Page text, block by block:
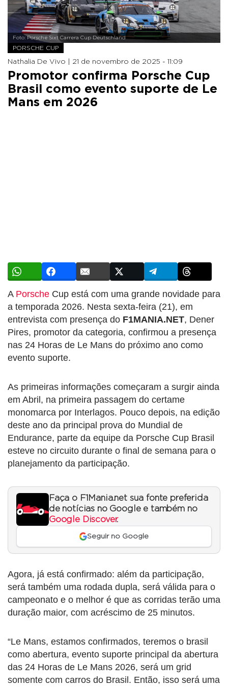
Foto: Porsche Sixt Carrera Cup Deutschland
PORSCHE CUP
Nathalia De Vivo | 21 de novembro de 2025 - 11:09
Promotor confirma Porsche Cup
Brasil como evento suporte de Le
Mans em 2026
A Porsche Cup está com uma grande novidade para
a temporada 2026. Nesta sexta-feira (21), em
entrevista com presença do F1MANIA.NET, Dener
Pires, promotor da categoria, confirmou a presença
nas 24 Horas de Le Mans do próximo ano como
evento suporte.
As primeiras informações começaram a surgir ainda
em Abril, na primeira passagem do certame
monomarca por Interlagos. Pouco depois, na edição
deste ano da principal prova do Mundial de
Endurance, parte da equipe da Porsche Cup Brasil
esteve no circuito durante o final de semana para o
planejamento da participação.
Faça o F1Mania.net sua fonte preferida
de notícias no Google e também no
Google Discover.
Seguir no Google
Agora, já está confirmado: além da participação,
será também uma rodada dupla, será válida para o
campeonato e o melhor é que as corridas terão uma
duração maior, com acréscimo de 25 minutos.
“Le Mans, estamos confirmados, teremos o brasil
como abertura, evento suporte principal da abertura
das 24 Horas de Le Mans 2026, será um grid
somente com carros do Brasil. Então, isso será uma